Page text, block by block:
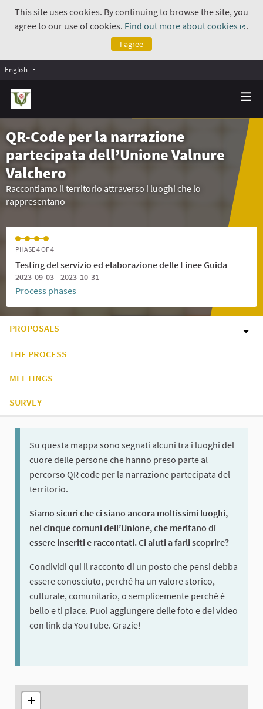
This site uses cookies. By continuing to browse the site, you
agree to our use of cookies. Find out more about cookies
.
I agree
English
QR-Code per la narrazione
partecipata dell’Unione Valnure
Valchero
Raccontiamo il territorio attraverso i luoghi che lo
rappresentano
PHASE 4 OF 4
Testing del servizio ed elaborazione delle Linee Guida
2023-09-03 - 2023-10-31
Process phases
PROPOSALS
THE PROCESS
MEETINGS
SURVEY
Su questa mappa sono segnati alcuni tra i luoghi del
cuore delle persone che hanno preso parte al
percorso QR code per la narrazione partecipata del
territorio.
Siamo sicuri che ci siano ancora moltissimi luoghi,
nei cinque comuni dell’Unione, che meritano di
essere inseriti e raccontati. Ci aiuti a farli scoprire?
Condividi qui il racconto di un posto che pensi debba
essere conosciuto, perché ha un valore storico,
culturale, comunitario, o semplicemente perché è
bello e ti piace. Puoi aggiungere delle foto e dei video
con link da YouTube. Grazie!
The following element is a map which presents the items on
+